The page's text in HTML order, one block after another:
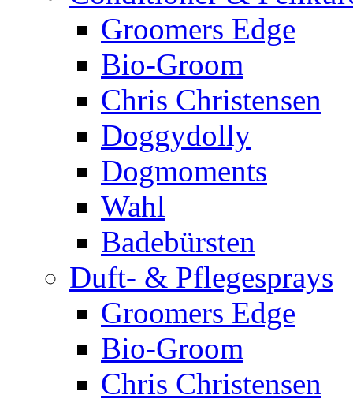
Groomers Edge
Bio-Groom
Chris Christensen
Doggydolly
Dogmoments
Wahl
Badebürsten
Duft- & Pflegesprays
Groomers Edge
Bio-Groom
Chris Christensen